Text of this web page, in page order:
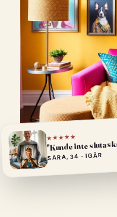
★★★★★
"Kunde inte sluta
SARA, 34 · IGÅR